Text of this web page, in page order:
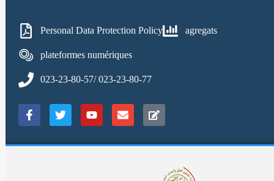
Personal Data Protection Policy agregats
plateformes numériques
023-23-80-57/ 023-23-80-77